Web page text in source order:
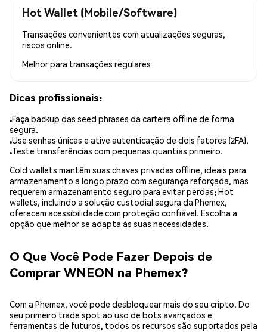
Hot Wallet (Mobile/Software)
Transações convenientes com atualizações seguras,
riscos online.
Melhor para transações regulares
Dicas profissionais:
Faça backup das seed phrases da carteira offline de forma
segura.
Use senhas únicas e ative autenticação de dois fatores (2FA).
Teste transferências com pequenas quantias primeiro.
Cold wallets mantêm suas chaves privadas offline, ideais para
armazenamento a longo prazo com segurança reforçada, mas
requerem armazenamento seguro para evitar perdas; Hot
wallets, incluindo a solução custodial segura da Phemex,
oferecem acessibilidade com proteção confiável. Escolha a
opção que melhor se adapta às suas necessidades.
O Que Você Pode Fazer Depois de
Comprar WNEON na Phemex?
Com a Phemex, você pode desbloquear mais do seu cripto. Do
seu primeiro trade spot ao uso de bots avançados e
ferramentas de futuros, todos os recursos são suportados pela